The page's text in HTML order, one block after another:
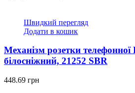
Швидкий перегляд
Додати в кошик
Механізм розетки
білосніжний, 21252 SBR
448.69 грн